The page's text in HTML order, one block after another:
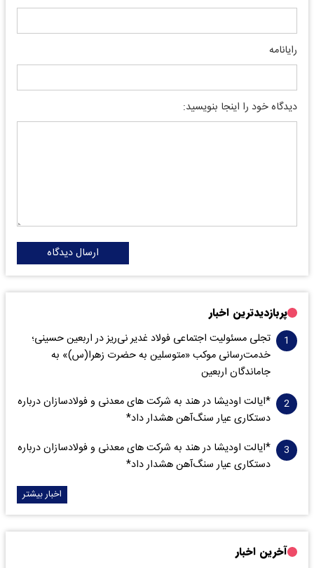
رایانامه
دیدگاه خود را اینجا بنویسید:
ارسال دیدگاه
پربازدیدترین اخبار
تجلی مسئولیت اجتماعی فولاد غدیر نی‌ریز در اربعین حسینی؛
خدمت‌رسانی موکب «متوسلین به حضرت زهرا(س)» به
جاماندگان اربعین
*ایالت اودیشا در هند به شرکت های معدنی و فولادسازان درباره
دستکاری عیار سنگ‌آهن هشدار داد*
*ایالت اودیشا در هند به شرکت های معدنی و فولادسازان درباره
دستکاری عیار سنگ‌آهن هشدار داد*
اخبار بیشتر
آخرین اخبار